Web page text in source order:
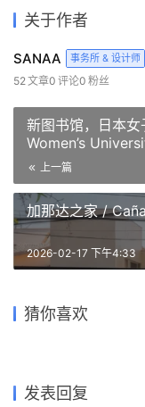
关于作者
SANAA 事务所 & 设计师
52文章0 评论0 粉丝
新图书馆，日本
Women’s
上一篇
加那达之家 /
2026-02-17 下午4:33
猜你喜欢
SANAA
悉尼现代艺术博物馆 /
发表回复